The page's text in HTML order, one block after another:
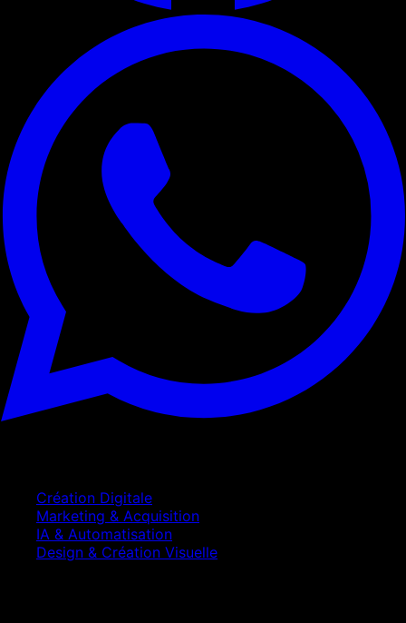
Création Digitale
Marketing & Acquisition
IA & Automatisation
Design & Création Visuelle